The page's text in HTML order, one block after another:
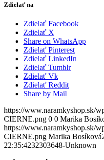
Zdielať na
Zdielať Facebook
Zdielať X
Share on WhatsApp
Zdielať Pinterest
Zdielať LinkedIn
Zdielať Tumblr
Zdielať Vk
Zdielať Reddit
Share by Mail
https://www.naramkyshop.sk/
CIERNE.png 0 0 Marika
https://www.naramkyshop.sk/
CIERNE.png Marika Bosíková
22:35:4232303648-Unknown